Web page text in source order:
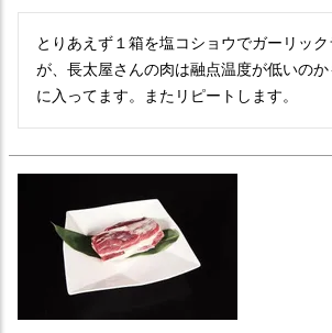
とりあえず１箱を塩コショウでガーリッ
が、長太屋さんの肉は融点温度が低いの
に入ってます。またリピートします。